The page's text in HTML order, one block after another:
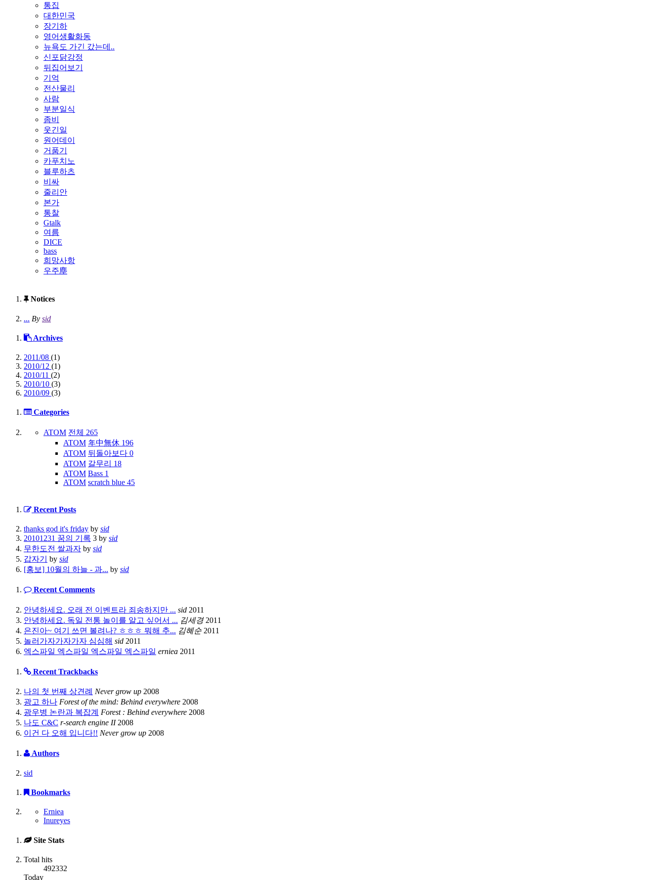
통집
대한민국
장기하
영어생활화동
뉴욕도 가긴 갔는데..
신포닭강정
뒤집어보기
기억
전산물리
사람
부분일식
좀비
웃긴일
원어데이
거품기
카푸치노
블루하츠
비싸
줄리안
본가
통찰
Gtalk
여름
DICE
bass
희망사항
우주塵
Notices
... By sid
Archives
2011/08 (1)
2010/12 (1)
2010/11 (2)
2010/10 (3)
2010/09 (3)
Categories
ATOM 전체 265
ATOM 年中無休 196
ATOM 뒤돌아보다 0
ATOM 갈무리 18
ATOM Bass 1
ATOM scratch blue 45
Recent Posts
thanks god it's friday by sid
20101231 꿈의 기록 3 by sid
무한도전 쌀과자 by sid
갑자기
by sid
[홍보] 10월의 하늘 - 과... by sid
Recent Comments
안녕하세요. 오래 전 이벤트라 죄송하지만 ... sid 2011
안녕하세요. 독일 전통 놀이를 알고 싶어서 ... 김세경 2011
은진아~ 여기 쓰면 볼려나? ㅎㅎㅎ 뭐해 추... 김혜순 2011
놀러가자가자가자 심심해 sid 2011
엑스파일 엑스파일 엑스파일 엑스파일 erniea 2011
Recent Trackbacks
나의 첫 번째 상견례 Never grow up 2008
광고 하나 Forest of the mind: Behind everywhere 2008
광우병 논란과 복잡계 Forest : Behind everywhere 2008
나도 C&C r-search engine II 2008
이건 다 오해 입니다!! Never grow up 2008
Authors
sid
Bookmarks
Erniea
Inureyes
Site Stats
Total hits
492332
Today